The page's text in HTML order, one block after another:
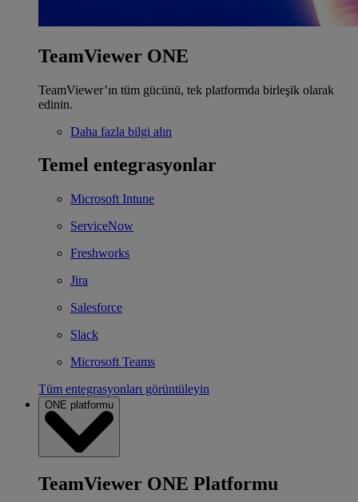
TeamViewer ONE
TeamViewer’ın tüm gücünü, tek platformda birleşik olarak
edinin.
Daha fazla bilgi alın
Temel entegrasyonlar
Microsoft Intune
ServiceNow
Freshworks
Jira
Salesforce
Slack
Microsoft Teams
Tüm entegrasyonları görüntüleyin
ONE platformu
TeamViewer ONE Platformu